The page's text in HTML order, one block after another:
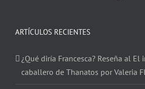
ARTÍCULOS RECIENTES
¿Qué diría Francesca? Reseña al El
caballero de Thanatos por Valeria